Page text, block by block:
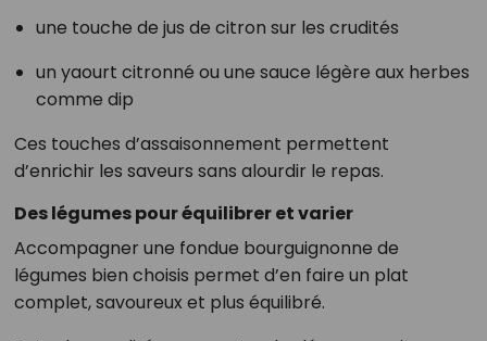
une touche de jus de citron sur les crudités
un yaourt citronné ou une sauce légère aux herbes
comme dip
Ces touches d’assaisonnement permettent
d’enrichir les saveurs sans alourdir le repas.
Des légumes pour équilibrer et varier
Accompagner une fondue bourguignonne de
légumes bien choisis permet d’en faire un plat
complet, savoureux et plus équilibré.